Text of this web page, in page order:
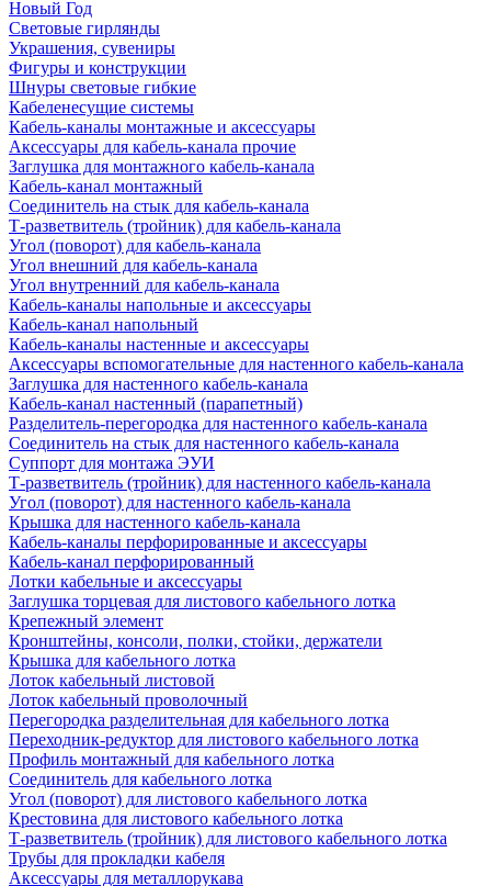
Новый Год
Световые гирлянды
Украшения, сувениры
Фигуры и конструкции
Шнуры световые гибкие
Кабеленесущие системы
Кабель-каналы монтажные и аксессуары
Аксессуары для кабель-канала прочие
Заглушка для монтажного кабель-канала
Кабель-канал монтажный
Соединитель на стык для кабель-канала
Т-разветвитель (тройник) для кабель-канала
Угол (поворот) для кабель-канала
Угол внешний для кабель-канала
Угол внутренний для кабель-канала
Кабель-каналы напольные и аксессуары
Кабель-канал напольный
Кабель-каналы настенные и аксессуары
Аксессуары вспомогательные для настенного кабель-канала
Заглушка для настенного кабель-канала
Кабель-канал настенный (парапетный)
Разделитель-перегородка для настенного кабель-канала
Соединитель на стык для настенного кабель-канала
Суппорт для монтажа ЭУИ
Т-разветвитель (тройник) для настенного кабель-канала
Угол (поворот) для настенного кабель-канала
Крышка для настенного кабель-канала
Кабель-каналы перфорированные и аксессуары
Кабель-канал перфорированный
Лотки кабельные и аксессуары
Заглушка торцевая для листового кабельного лотка
Крепежный элемент
Кронштейны, консоли, полки, стойки, держатели
Крышка для кабельного лотка
Лоток кабельный листовой
Лоток кабельный проволочный
Перегородка разделительная для кабельного лотка
Переходник-редуктор для листового кабельного лотка
Профиль монтажный для кабельного лотка
Соединитель для кабельного лотка
Угол (поворот) для листового кабельного лотка
Крестовина для листового кабельного лотка
Т-разветвитель (тройник) для листового кабельного лотка
Трубы для прокладки кабеля
Аксессуары для металлорукава